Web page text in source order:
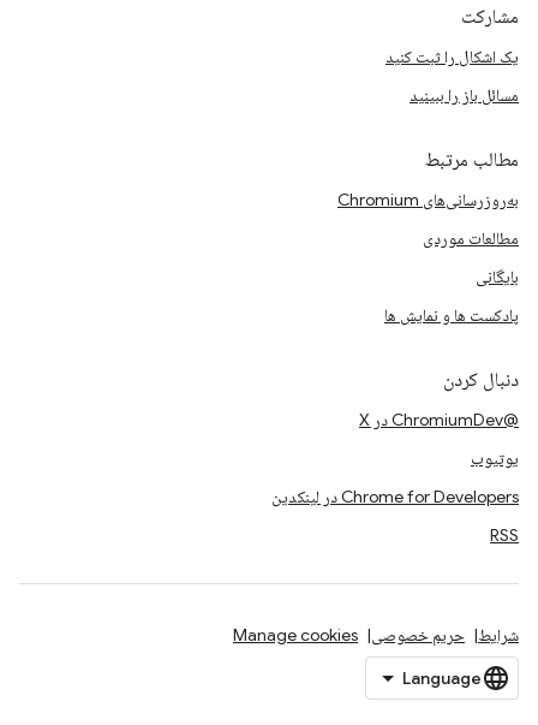
مشارکت
یک اشکال را ثبت کنید
مسائل باز را ببینید
مطالب مرتبط
به‌روزرسانی‌های Chromium
مطالعات موردی
بایگانی
پادکست ها و نمایش ها
دنبال کردن
@ChromiumDev در X
یوتیوب
Chrome for Developers در لینکدین
RSS
شرایط حریم خصوصی Manage cookies